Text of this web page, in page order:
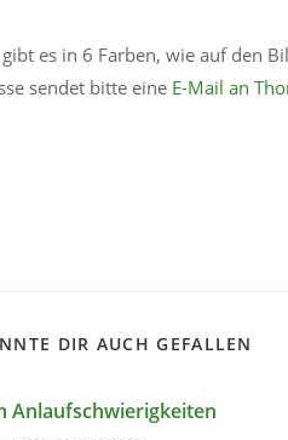
es in 6 Farben, wie auf den
sendet bitte eine E-Mail an
DIR AUCH GEFALLEN
Anlaufschwierigkeiten